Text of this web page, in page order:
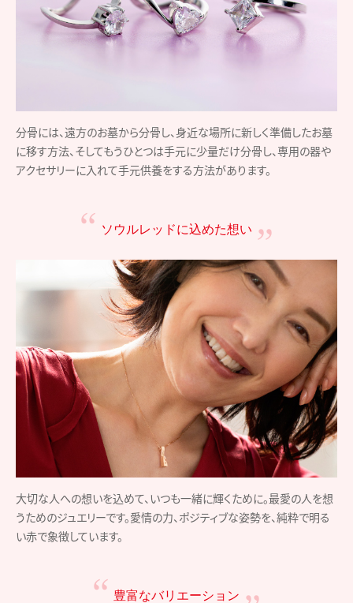
分骨には、遠方のお墓から分骨し、身近な場所に新しく準備したお墓
に移す方法、そしてもうひとつは手元に少量だけ分骨し、専用の器や
アクセサリーに入れて手元供養をする方法があります。
ソウルレッドに込めた想い
大切な人への想いを込めて、いつも一緒に輝くために。最愛の人を想
うためのジュエリーです。愛情の力、ポジティブな姿勢を、純粋で明る
い赤で象徴しています。
豊富なバリエーション